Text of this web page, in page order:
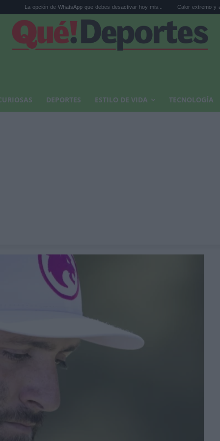
de WhatsApp que debes desactivar hoy mis... Calor extremo y ansiedad:
DEPORTES ESTILO DE VIDA TECNOLOGÍA